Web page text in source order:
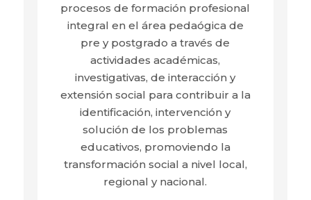
procesos de formación profesional
integral en el área pedaógica de
pre y postgrado a través de
actividades académicas,
investigativas, de interacción y
extensión social para contribuir a la
identificación, intervención y
solución de los problemas
educativos, promoviendo la
transformación social a nivel local,
regional y nacional.